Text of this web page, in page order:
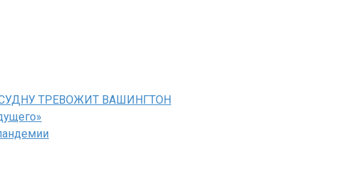
ТРЕВОЖИТ ВАШИНГТОН